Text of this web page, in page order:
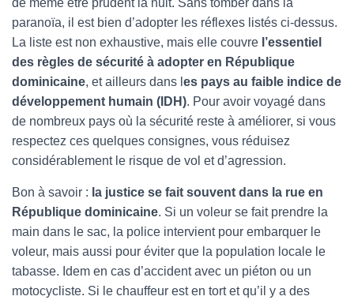
de même être prudent la nuit. Sans tomber dans la
paranoïa, il est bien d’adopter les réflexes listés ci-dessus.
La liste est non exhaustive, mais elle couvre l’essentiel
des règles de sécurité à adopter en République
dominicaine, et ailleurs dans l es pays au faible indice de
développement humain (IDH). Pour avoir voyagé dans
de nombreux pays où la sécurité reste à améliorer, si vous
respectez ces quelques consignes, vous réduisez
considérablement le risque de vol et d’agression.
Bon à savoir : la justice se fait souvent dans la rue en
République dominicaine. Si un voleur se fait prendre la
main dans le sac, la police intervient pour embarquer le
voleur, mais aussi pour éviter que la population locale le
tabasse. Idem en cas d’accident avec un piéton ou un
motocycliste. Si le chauffeur est en tort et qu’il y a des